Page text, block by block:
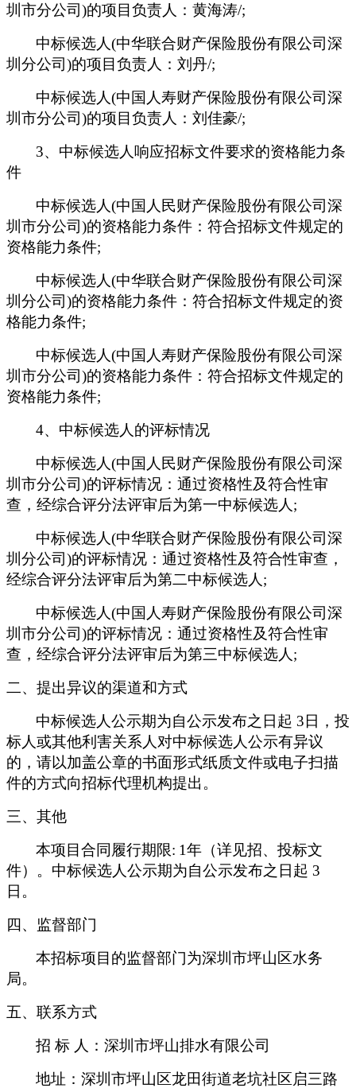
圳市分公司)的项目负责人：黄海涛/;
中标候选人(中华联合财产保险股份有限公司深
圳分公司)的项目负责人：刘丹/;
中标候选人(中国人寿财产保险股份有限公司深
圳市分公司)的项目负责人：刘佳豪/;
3、中标候选人响应招标文件要求的资格能力条
件
中标候选人(中国人民财产保险股份有限公司深
圳市分公司)的资格能力条件：符合招标文件规定的
资格能力条件;
中标候选人(中华联合财产保险股份有限公司深
圳分公司)的资格能力条件：符合招标文件规定的资
格能力条件;
中标候选人(中国人寿财产保险股份有限公司深
圳市分公司)的资格能力条件：符合招标文件规定的
资格能力条件;
4、中标候选人的评标情况
中标候选人(中国人民财产保险股份有限公司深
圳市分公司)的评标情况：通过资格性及符合性审
查， 经综合评分法评审后为第一中标候选人;
中标候选人(中华联合财产保险股份有限公司深
圳分公司)的评标情况：通过资格性及符合性审查，
经综合评分法评审后为第二中标候选人;
中标候选人(中国人寿财产保险股份有限公司深
圳市分公司)的评标情况：通过资格性及符合性审
查，经综合评分法评审后为第三中标候选人;
二、提出异议的渠道和方式
中标候选人公示期为自公示发布之日起 3日，投
标人或其他利害关系人对中标候选人公示有异议
的，请以加盖公章的书面形式纸质文件或电子扫描
件的方式向招标代理机构提出。
三、其他
本项目合同履行期限: 1年（详见招、投标文
件）。中标候选人公示期为自公示发布之日起 3
日。
四、监督部门
本招标项目的监督部门为深圳市坪山区水务
局。
五、联系方式
招 标 人：深圳市坪山排水有限公司
地址：深圳市坪山区龙田街道老坑社区启三路